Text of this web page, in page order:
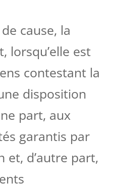
cause, la
lorsqu’elle est
contestant la
disposition
part, aux
garantis par
et, d’autre part,